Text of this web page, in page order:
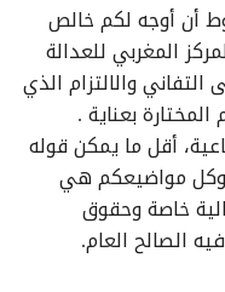
أن أوجه لكم خالص
المغربي للعدالة
التفاني والالتزام الذي
بعناية .
أقل ما يمكن قوله
وكل مواضيعكم هي
خاصة وحقوق
الصالح العام.